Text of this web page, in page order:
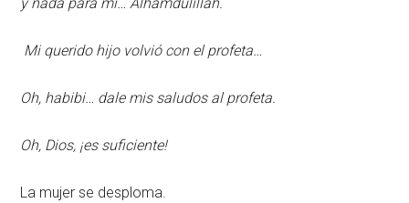
y nada para mí… Alhamdulillah.
Mi querido hijo volvió con el profeta…
Oh, habibi… dale mis saludos al profeta.
Oh, Dios, ¡es suficiente!
La mujer se desploma.